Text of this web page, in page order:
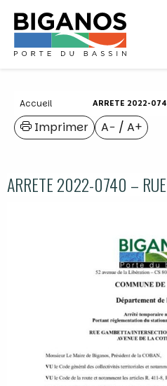
Accueil ARRETE 2022-0740 –
A− / A+
Imprimer
ARRETE 2022-0740 –